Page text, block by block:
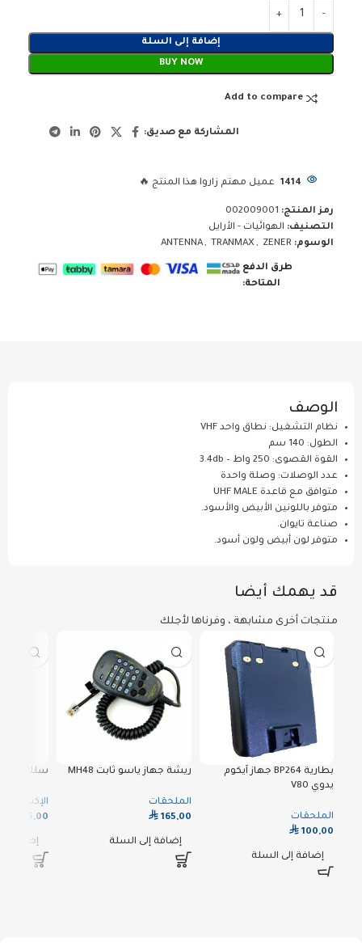
إضافة إلى السلة
BUY NOW
Add to compare
المشاركة مع صديق:
1414 عميل مهتم زاروا هذا المنتج 🔥
رمز المنتج: 002009001
التصنيف: الهوائيات - الأرايل
الوسوم:
ANTENNA, TRANMAX , ZENER
طرق الدفع
المتاحة:
الوصف
نظام التشغيل: نطاق واحد VHF
الطول: 140 سم
القوة القصوى: 250 واط – 3.4db
عدد الوصلات: وصلة واحدة
متوافق مع قاعدة UHF MALE
متوفر باللونين الأبيض والأسود.
صناعة تايوان.
متوفر لون أبيض ولون أسود.
قد يهمك أيضا
منتجات أخرى مشابهة ، وفرناها لأجلك
بطارية BP264 جهاز آيكوم
يدوي V80
الملحقات
⃁ 100,00
إضافة إلى السلة
ريشة جهاز ياسو ثابت MH48
الملحقات
⃁165,00
إضافة إلى السلة
سلك
25,00
إضافة